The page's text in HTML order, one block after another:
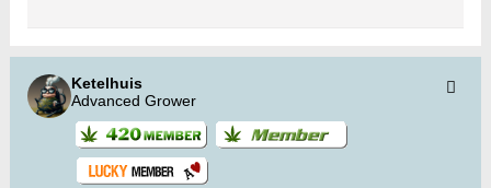
Ketelhuis
Advanced Grower